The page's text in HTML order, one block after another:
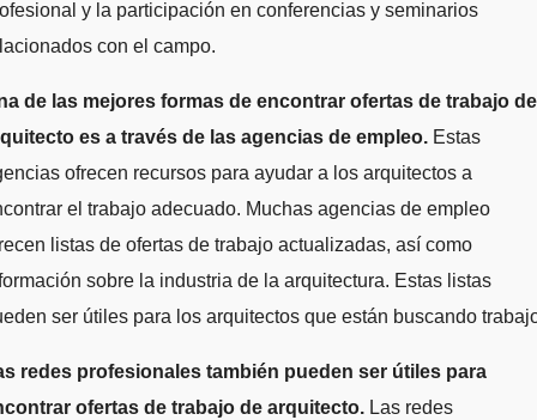
y la participación en conferencias y seminarios
con el campo.
de las mejores formas de encontrar ofertas de trabajo de
es a través de las agencias de empleo. Estas
ofrecen recursos para ayudar a los arquitectos a
el trabajo adecuado. Muchas agencias de empleo
listas de ofertas de trabajo actualizadas, así como
sobre la industria de la arquitectura. Estas listas
ser útiles para los arquitectos que están buscando
redes profesionales también pueden ser útiles para
ofertas de trabajo de arquitecto. Las redes